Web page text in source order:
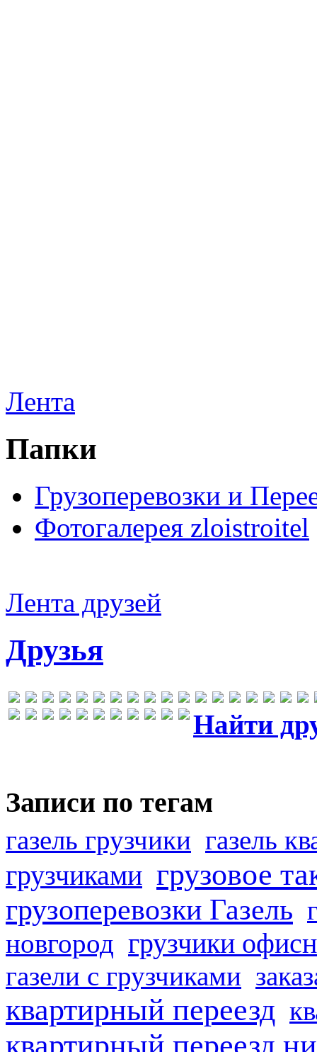
Лента
Папки
Грузоперевозки и
Фотогалерея zloistroitel
Лента друзей
Друзья
Найти
Записи по тегам
газель грузчики газель
грузчиками грузовое
грузоперевозки Газель
новгород грузчики
газели с грузчиками
квартирный переезд
квартирный переезд